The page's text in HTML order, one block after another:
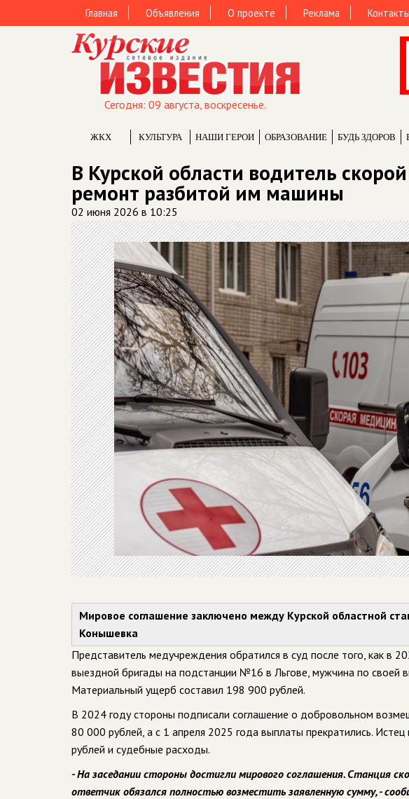
Главная Объявления О проекте Реклама Контакты
Сегодня: 09 августа, воскресенье.
ЖКХ КУЛЬТУРА НАШИ ГЕРОИ ОБРАЗОВАНИЕ БУДЬ ЗДОРОВ
В Курской области водитель
ремонт разбитой им машины
02 июня 2026 в 10:25
Мировое соглашение заключено между Курской областной
Конышевка
Представитель медучреждения обратился в суд после того, как в
выездной бригады на подстанции №16 в Льгове, мужчина по своей
Материальный ущерб составил 198 900 рублей.
В 2024 году стороны подписали соглашение о добровольном
80 000 рублей, а с 1 апреля 2025 года выплаты прекратились.
рублей и судебные расходы.
- На заседании стороны достигли мирового соглашения. Станция
ответчик обязался полностью возместить заявленную сумму, -